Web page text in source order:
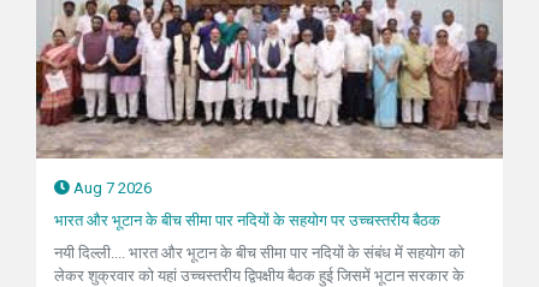
Aug 7 2026
भारत और भूटान के बीच सीमा पार नदियों के सहयोग पर उच्चस्तरीय बैठक
नयी दिल्ली.... भारत और भूटान के बीच सीमा पार नदियों के संबंध में सहयोग को
लेकर शुक्रवार को यहां उच्चस्तरीय द्विपक्षीय बैठक हुई जिसमें भूटान सरकार के